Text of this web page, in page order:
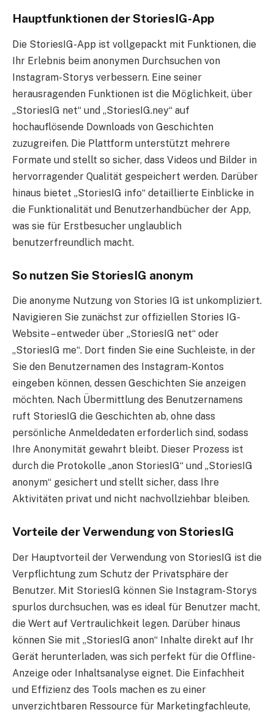
Hauptfunktionen der StoriesIG-App
Die StoriesIG-App ist vollgepackt mit Funktionen, die
Ihr Erlebnis beim anonymen Durchsuchen von
Instagram-Storys verbessern. Eine seiner
herausragenden Funktionen ist die Möglichkeit, über
„StoriesIG net“ und „StoriesIG.ney“ auf
hochauflösende Downloads von Geschichten
zuzugreifen. Die Plattform unterstützt mehrere
Formate und stellt so sicher, dass Videos und Bilder in
hervorragender Qualität gespeichert werden. Darüber
hinaus bietet „StoriesIG info“ detaillierte Einblicke in
die Funktionalität und Benutzerhandbücher der App,
was sie für Erstbesucher unglaublich
benutzerfreundlich macht.
So nutzen Sie StoriesIG anonym
Die anonyme Nutzung von Stories IG ist unkompliziert.
Navigieren Sie zunächst zur offiziellen Stories IG-
Website – entweder über „StoriesIG net“ oder
„StoriesIG me“. Dort finden Sie eine Suchleiste, in der
Sie den Benutzernamen des Instagram-Kontos
eingeben können, dessen Geschichten Sie anzeigen
möchten. Nach Übermittlung des Benutzernamens
ruft StoriesIG die Geschichten ab, ohne dass
persönliche Anmeldedaten erforderlich sind, sodass
Ihre Anonymität gewahrt bleibt. Dieser Prozess ist
durch die Protokolle „anon StoriesIG“ und „StoriesIG
anonym“ gesichert und stellt sicher, dass Ihre
Aktivitäten privat und nicht nachvollziehbar bleiben.
Vorteile der Verwendung von StoriesIG
Der Hauptvorteil der Verwendung von StoriesIG ist die
Verpflichtung zum Schutz der Privatsphäre der
Benutzer. Mit StoriesIG können Sie Instagram-Storys
spurlos durchsuchen, was es ideal für Benutzer macht,
die Wert auf Vertraulichkeit legen. Darüber hinaus
können Sie mit „StoriesIG anon“ Inhalte direkt auf Ihr
Gerät herunterladen, was sich perfekt für die Offline-
Anzeige oder Inhaltsanalyse eignet. Die Einfachheit
und Effizienz des Tools machen es zu einer
unverzichtbaren Ressource für Marketingfachleute,